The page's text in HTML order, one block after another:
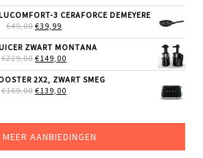
WAS:
€129,00.
IS:
3 CERAFORCE DEMEYERE
€49,00 OORSPRONKELIJKE
WAS:
€49,00.
€39,99
IS:
€39,99.
ZWART MONTANA
€229,00 OORSPRONKELIJKE
WAS:
€229,00.
€149,00
IS:
2X2, ZWART SMEG
€169,00 OORSPRONKELIJKE
€139,00
MEER AANBIEDINGEN